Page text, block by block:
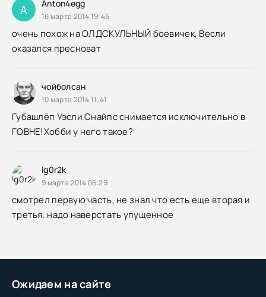
Ожидаем на сайте
A Anton4egg
16 марта 2014 19:45
очень похож на ОЛДСКУЛЬНЫЙ боевичек, Весли
оказался пресноват
чойболсан
10 марта 2014 11:41
Губашлёп Уэсли Снайпс снимается исключительно в
ГОВНЕ!Хобби у него такое?
Ig0r2k
9 марта 2014 06:29
смотрел первую часть, не знал что есть еще вторая и
третья. надо наверстать упущенное